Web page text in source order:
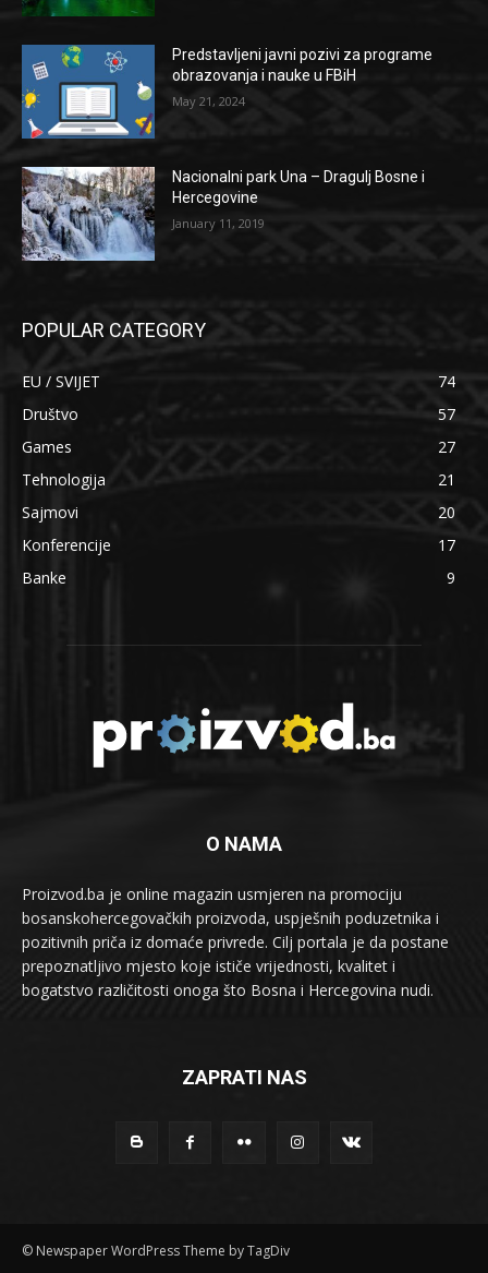
Predstavljeni javni pozivi za programe
obrazovanja i nauke u FBiH
May 21, 2024
Nacionalni park Una – Dragulj Bosne i
Hercegovine
January 11, 2019
POPULAR CATEGORY
EU / SVIJET
74
Društvo
57
Games
27
Tehnologija
21
Sajmovi
20
Konferencije
17
Banke
9
O NAMA
Proizvod.ba je online magazin usmjeren na promociju
bosanskohercegovačkih proizvoda, uspješnih poduzetnika i
pozitivnih priča iz domaće privrede. Cilj portala je da postane
prepoznatljivo mjesto koje ističe vrijednosti, kvalitet i
bogatstvo različitosti onoga što Bosna i Hercegovina nudi.
ZAPRATI NAS
© Newspaper WordPress Theme by TagDiv